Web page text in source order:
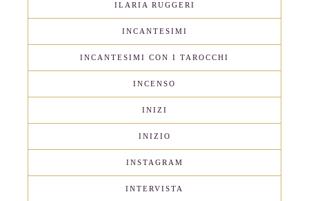
ILARIA RUGGERI
INCANTESIMI
INCANTESIMI CON I TAROCCHI
INCENSO
INIZI
INIZIO
INSTAGRAM
INTERVISTA